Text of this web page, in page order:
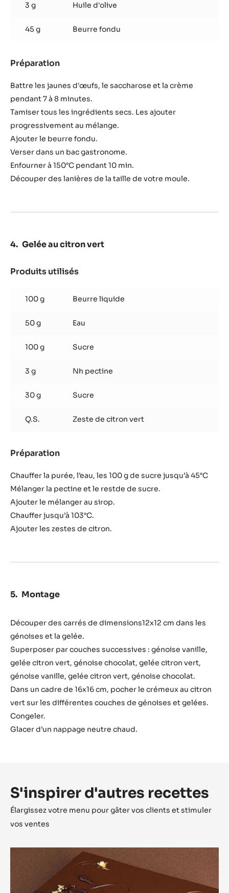
3 g Huile d'olive
45 g Beurre fondu
Préparation
au
chocolat
Battre les jaunes d'œufs, le saccharose et la crème
pendant 7 à 8 minutes.
Tamiser tous les ingrédients secs. Les ajouter
progressivement au mélange.
Ajouter le beurre fondu.
Verser dans un bac gastronome.
Enfourner à 150°C pendant 10 min.
Découper des lanières de la taille de votre moule.
Gelée au citron vert
Produits utilisés
citron
100 g Beurre liquide
50 g Eau
100 g Sucre
3 g Nh pectine
30 g Sucre
Q.S. Zeste de citron vert
Préparation
au
citron
vert
Chauffer la purée, l’eau, les 100 g de sucre jusqu’à 45°C
Mélanger la pectine et le restde de sucre.
Ajouter le mélanger au sirop.
Chauffer jusqu’à 103°C.
Ajouter les zestes de citron.
Montage
Découper des carrés de dimensions12x12 cm dans les
génoises et la gelée.
Superposer par couches successives : génoise vanille,
gelée citron vert, génoise chocolat, gelée citron vert,
génoise vanille, gelée citron vert, génoise chocolat.
Dans un cadre de 16x16 cm, pocher le crémeux au citron
vert sur les différentes couches de génoises et gelées.
Congeler.
Glacer d’un nappage neutre chaud.
S'inspirer d'autres recettes
Élargissez votre menu pour gâter vos clients et stimuler
vos ventes